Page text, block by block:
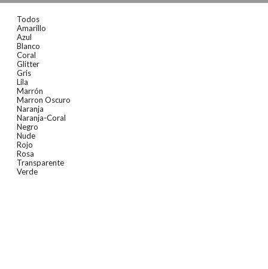
Todos
Amarillo
Azul
Blanco
Coral
Glitter
Gris
Lila
Marrón
Marron Oscuro
Naranja
Naranja-Coral
Negro
Nude
Rojo
Rosa
Transparente
Verde